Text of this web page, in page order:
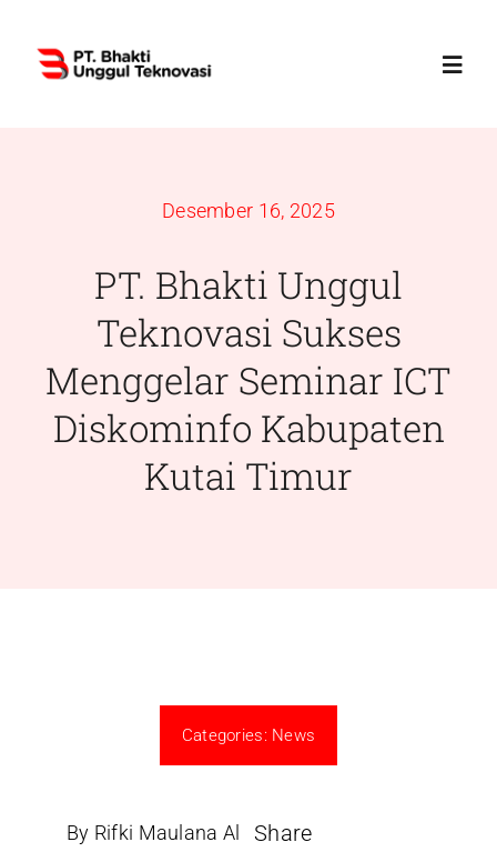
content
Services
Products
News
Desember 16, 2025
PT. Bhakti Unggul
Teknovasi Sukses
Menggelar Seminar ICT
Diskominfo Kabupaten
Kutai Timur
Categories: News
By Rifki Maulana Al
Share